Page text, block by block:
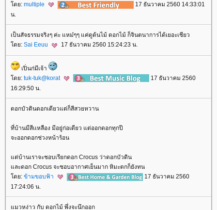
ดย: multiple
17 ธันวาคม 2560 14:33:01
น.
เป็นสัจธรรมจริงๆ ค่ะ แหม๋ๆๆ แค่ดูต้นไม้ ดอกไม้ ก็จินตนาการได้เยอะเชียว
ดย: Sai Eeuu 17 ธันวาคม 2560 15:24:23 น.
เปิ่นก่มีเจ้า
ดย: tuk-tuk@korat
17 ธันวาคม 2560
16:29:50 น.
ดอกบัวดินดอกเดียวแต่ก็สีสวยหวาน
ที่บ้านมีสีเเหลือง มีอยู่ก่อเดียว แต่ออกดอกทุกปี
จะออกดอกช่วงหน้าร้อน
ต่บ้านเราจะชอบเรียกดอก Crocus ว่าดอกบัวดิน
ละดอก Crocus จะชอบอากาศเย็นมาก หิมะตกก็ยังทน
ดย: ข้ามขอบฟ้า
17 ธันวาคม 2560
17:24:06 น.
มวหง่าว กับ ดอกไม้ พึ่งจะนึกออก